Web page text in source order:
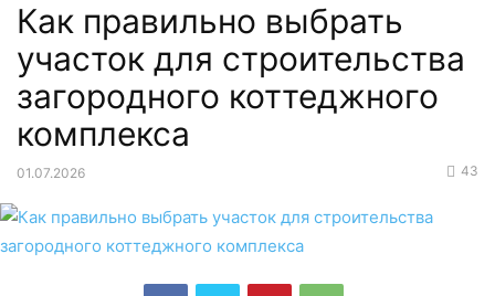
Как правильно выбрать
участок для строительства
загородного коттеджного
комплекса
01.07.2026 43